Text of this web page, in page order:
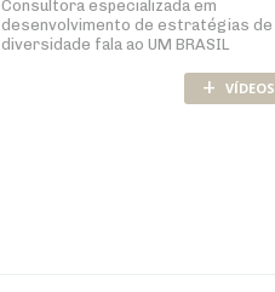
Consultora especializada em
desenvolvimento de estratégias de
diversidade fala ao UM BRASIL
+ VÍDEOS